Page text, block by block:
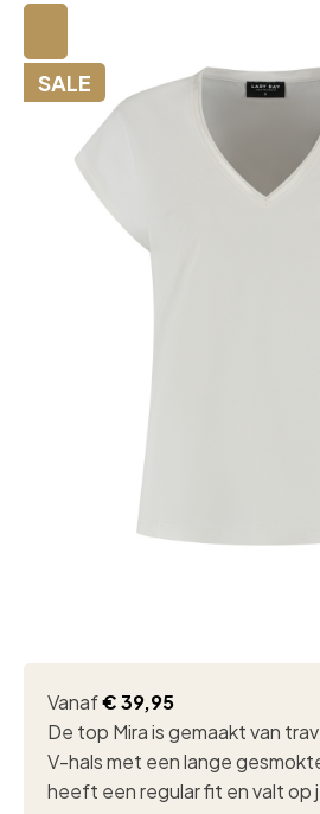
SALE
Vanaf€39,95
De top Mira is gemaakt van
V-hals met een lange
heeft een regular fit en valt op